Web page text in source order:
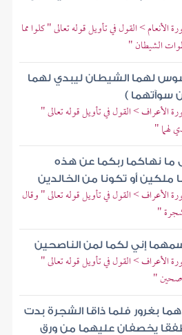
الأنعام > القول في تأويل قوله تعالى " كلوا مما
الشيطان "
لهما الشيطان ليبدي لهما
سوآتهما )
الأعراف > القول في تأويل قوله تعالى "
لهما "
ما نهاكما ربكما عن هذه
ملكين أو تكونا من الخالدين
الأعراف > القول في تأويل قوله تعالى " وقال
"
إني لكما لمن الناصحين
الأعراف > القول في تأويل قوله تعالى "
"
بغرور فلما ذاقا الشجرة بدت
يخصفان عليهما من ورق